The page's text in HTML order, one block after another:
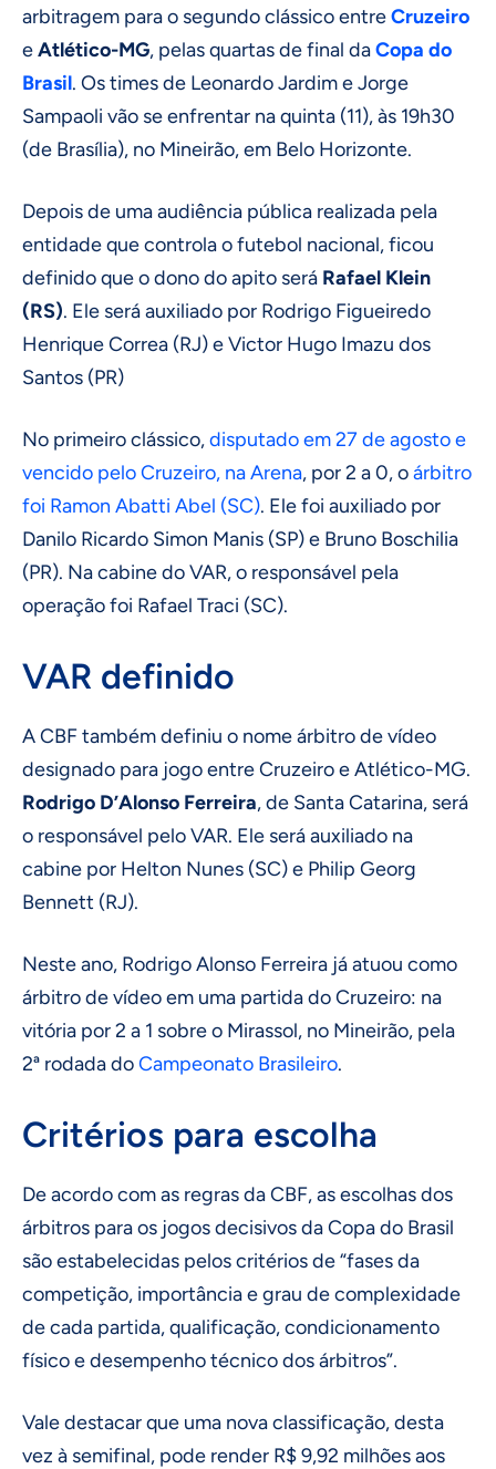
arbitragem para o segundo clássico entreCruzeiro
eAtlético-MG, pelas quartas de final daCopa do
Brasil. Os times de Leonardo Jardim e Jorge
Sampaoli vão se enfrentar na quinta (11), às 19h30
(de Brasília), no Mineirão, em Belo Horizonte.
Depois de uma audiência pública realizada pela
entidade que controla o futebol nacional, ficou
definido que o dono do apito será Rafael Klein
(RS). Ele será auxiliado por Rodrigo Figueiredo
Henrique Correa (RJ) e Victor Hugo Imazu dos
Santos (PR)
No primeiro clássico,disputado em 27 de agosto e
vencido pelo Cruzeiro, na Arena, por 2 a 0, oárbitro
foi Ramon Abatti Abel (SC). Ele foi auxiliado por
Danilo Ricardo Simon Manis (SP) e Bruno Boschilia
(PR). Na cabine do VAR, o responsável pela
operação foi Rafael Traci (SC).
VAR definido
A CBF também definiu o nome árbitro de vídeo
designado para jogo entre Cruzeiro e Atlético-MG.
Rodrigo D’Alonso Ferreira, de Santa Catarina, será
o responsável pelo VAR. Ele será auxiliado na
cabine por Helton Nunes (SC) e Philip Georg
Bennett (RJ).
Neste ano, Rodrigo Alonso Ferreira já atuou como
árbitro de vídeo em uma partida do Cruzeiro: na
vitória por 2 a 1 sobre o Mirassol, no Mineirão, pela
2ª rodada doCampeonato Brasileiro.
Critérios para escolha
De acordo com as regras da CBF, as escolhas dos
árbitros para os jogos decisivos da Copa do Brasil
são estabelecidas pelos critérios de “fases da
competição, importância e grau de complexidade
de cada partida, qualificação, condicionamento
físico e desempenho técnico dos árbitros”.
Vale destacar que uma nova classificação, desta
vez à semifinal, pode render R$ 9,92 milhões aos